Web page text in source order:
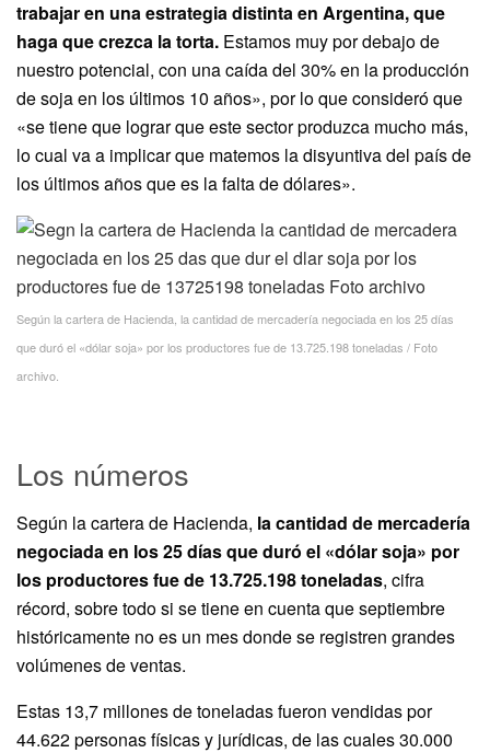
trabajar en una estrategia distinta en Argentina, que
haga que crezca la torta. Estamos muy por debajo de
nuestro potencial, con una caída del 30% en la producción
de soja en los últimos 10 años», por lo que consideró que
«se tiene que lograr que este sector produzca mucho más,
lo cual va a implicar que matemos la disyuntiva del país de
los últimos años que es la falta de dólares».
Según la cartera de Hacienda, la cantidad de mercadería negociada en los 25 días
que duró el «dólar soja» por los productores fue de 13.725.198 toneladas / Foto
archivo.
Los números
Según la cartera de Hacienda, la cantidad de mercadería
negociada en los 25 días que duró el «dólar soja» por
los productores fue de 13.725.198 toneladas, cifra
récord, sobre todo si se tiene en cuenta que septiembre
históricamente no es un mes donde se registren grandes
volúmenes de ventas.
Estas 13,7 millones de toneladas fueron vendidas por
44.622 personas físicas y jurídicas, de las cuales 30.000